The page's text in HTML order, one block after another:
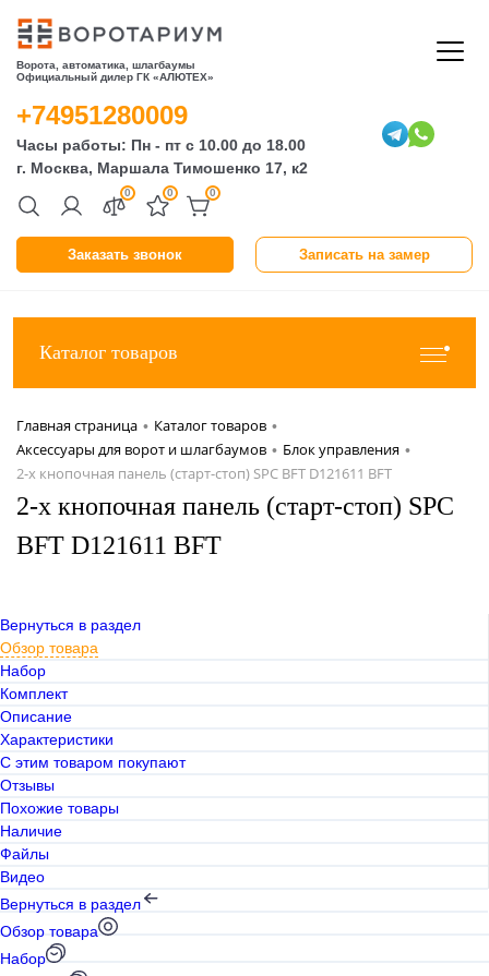
Ворота, автоматика, шлагбаумы
Официальный дилер ГК «АЛЮТЕХ»
Заказать звонок Записать на замер
0 0 0
+74951280009
Часы работы: Пн - пт с 10.00 до 18.00
г. Москва, Маршала Тимошенко 17, к2
Каталог товаров
Главная страница • Каталог товаров •
Аксессуары для ворот и шлагбаумов • Блок управления •
2-х кнопочная панель (старт-стоп) SPC BFT D121611 BFT
2-х кнопочная панель (старт-стоп) SPC
BFT D121611 BFT
Вернуться в раздел
Обзор товара
Набор
Комплект
Описание
Характеристики
С этим товаром покупают
Отзывы
Похожие товары
Наличие
Файлы
Видео
Вернуться в раздел
Обзор товара
Набор